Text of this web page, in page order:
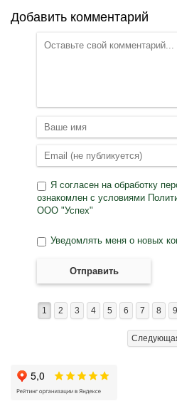
Добавить комментарий
Я согласен наобработку
ознакомлен с условиями
ООО "Успех"
Уведомлять меня о новых
Отправить
1 2 3 4 5 6 7 8 9